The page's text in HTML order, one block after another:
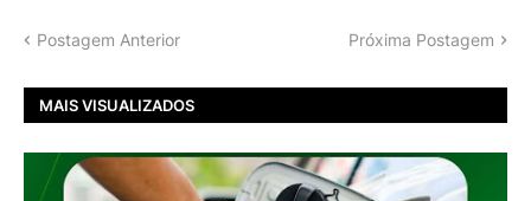
Postagem Anterior Próxima Postagem
MAIS VISUALIZADOS